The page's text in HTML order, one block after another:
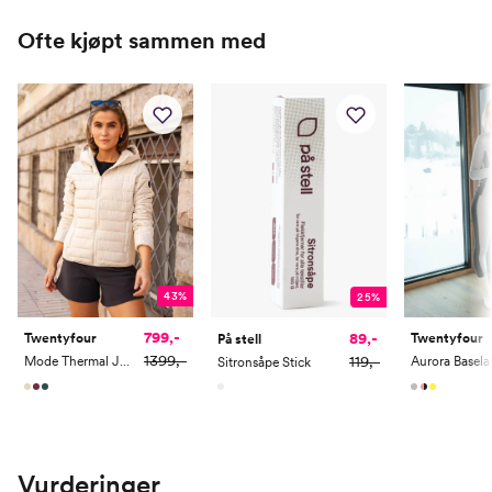
Ofte kjøpt sammen med
43%
Twentyfour
Mode Thermal Jakke
799,-
1399,-
25%
På stell
Sitronsåpe Stick
89,-
119,-
Twentyfour
Vurderinger